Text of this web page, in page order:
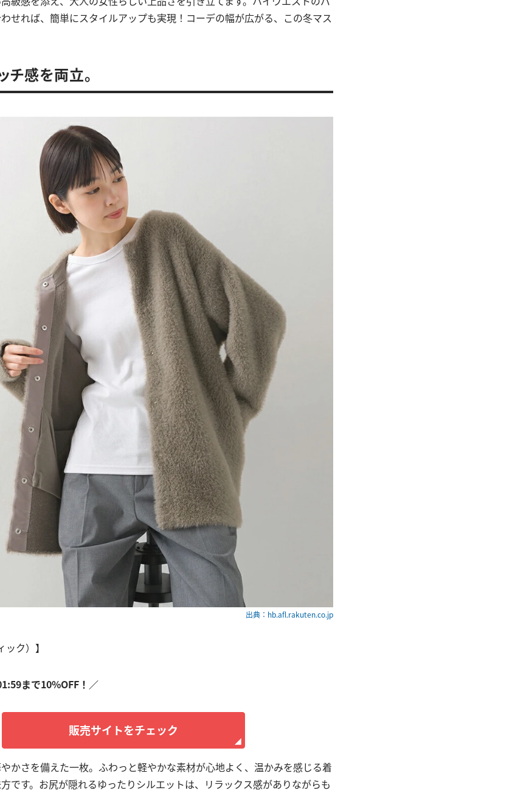
せれば、簡単にスタイルアップも実現！コーデの幅が広がる、この冬マス
チ感を両立。
出典：hb.afl.rakuten.co.jp
ック）】
まで10%OFF！／
販売サイトをチェック
かさを備えた一枚。ふわっと軽やかな素材が心地よく、温かみを感じる着
です。お尻が隠れるゆったりシルエットは、リラックス感がありながらも